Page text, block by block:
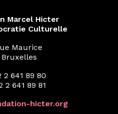
Marcel Hicter
Culturelle
Maurice
Bruxelles
2 641 89 80
2 641 89 81
hicter.org